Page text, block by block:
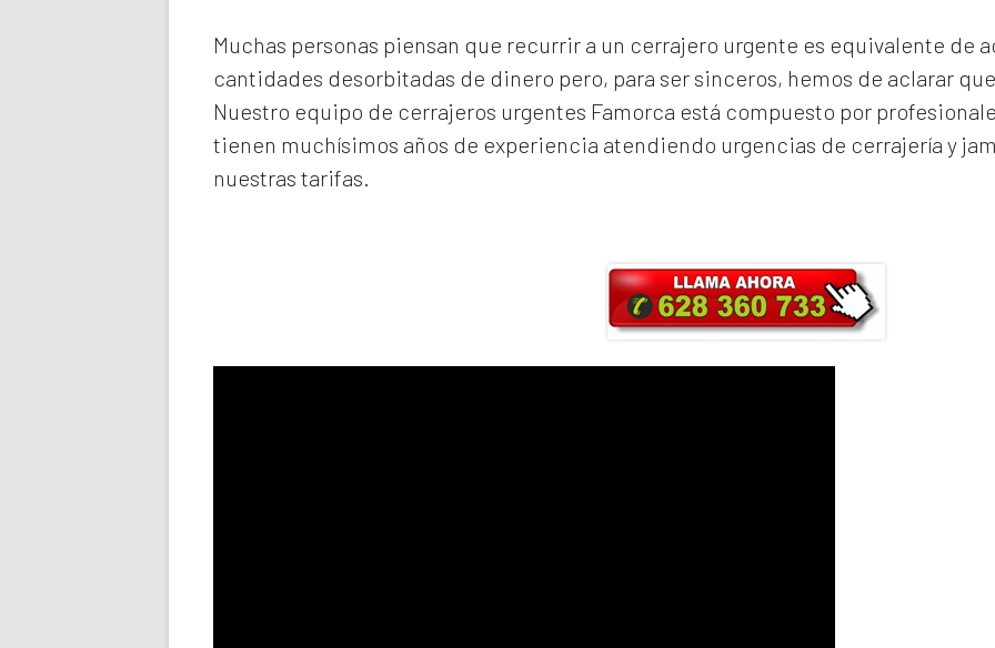
Muchas personas piensan que recurrir a un cerrajero urgente es equivalente de
cantidades desorbitadas de dinero pero, para ser sinceros, hemos de aclarar
Nuestro equipo de cerrajeros urgentes Famorca está compuesto por
tienen muchísimos años de experiencia atendiendo urgencias de cerrajería y
nuestras tarifas.